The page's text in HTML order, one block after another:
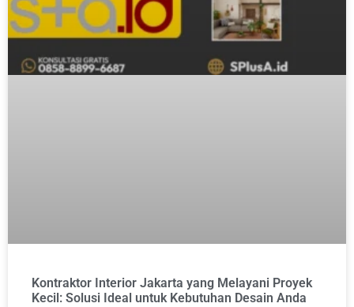
Kontraktor Interior Jakarta yang Melayani Proyek
Kecil: Solusi Ideal untuk Kebutuhan Desain Anda